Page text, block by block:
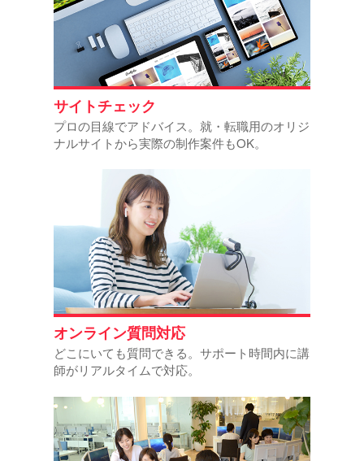
サイトチェック
プロの目線でアドバイス。就・転職用のオリジ
ナルサイトから実際の制作案件もOK。
オンライン質問対応
どこにいても質問できる。サポート時間内に講
師がリアルタイムで対応。